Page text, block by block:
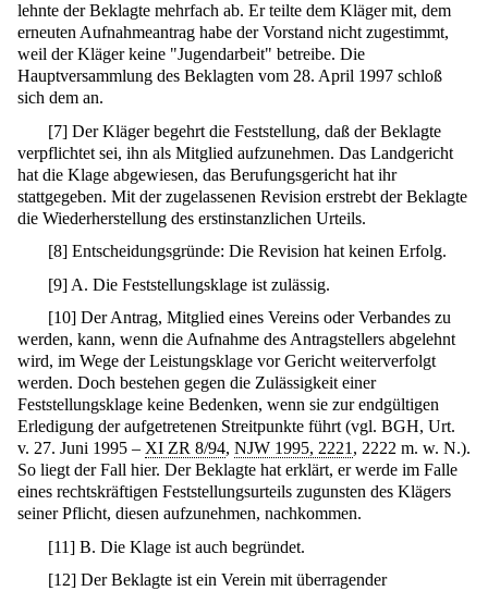
lehnte der Beklagte mehrfach ab. Er teilte dem Kläger mit, dem
erneuten Aufnahmeantrag habe der Vorstand nicht zugestimmt,
weil der Kläger keine "Jugendarbeit" betreibe. Die
Hauptversammlung des Beklagten vom 28. April 1997 schloß
sich dem an.
[7] Der Kläger begehrt die Feststellung, daß der Beklagte
verpflichtet sei, ihn als Mitglied aufzunehmen. Das Landgericht
hat die Klage abgewiesen, das Berufungsgericht hat ihr
stattgegeben. Mit der zugelassenen Revision erstrebt der Beklagte
die Wiederherstellung des erstinstanzlichen Urteils.
[8] Entscheidungsgründe: Die Revision hat keinen Erfolg.
[9] A. Die Feststellungsklage ist zulässig.
[10] Der Antrag, Mitglied eines Vereins oder Verbandes zu
werden, kann, wenn die Aufnahme des Antragstellers abgelehnt
wird, im Wege der Leistungsklage vor Gericht weiterverfolgt
werden. Doch bestehen gegen die Zulässigkeit einer
Feststellungsklage keine Bedenken, wenn sie zur endgültigen
Erledigung der aufgetretenen Streitpunkte führt (vgl. BGH, Urt.
v. 27. Juni 1995 – XI ZR 8/94, NJW 1995, 2221 , 2222 m. w. N.).
So liegt der Fall hier. Der Beklagte hat erklärt, er werde im Falle
eines rechtskräftigen Feststellungsurteils zugunsten des Klägers
seiner Pflicht, diesen aufzunehmen, nachkommen.
[11] B. Die Klage ist auch begründet.
[12] Der Beklagte ist ein Verein mit überragender